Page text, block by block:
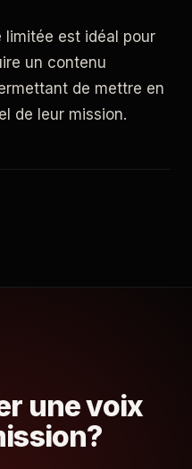
limitée est idéal pour
un contenu
de mettre en
de leur mission.
une voix